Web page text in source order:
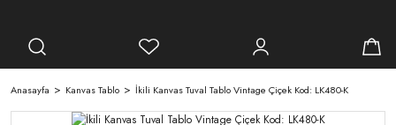
Anasayfa Kanvas Tablo İkili Kanvas Tuval Tablo Vintage Çiçek Kod: LK480-K